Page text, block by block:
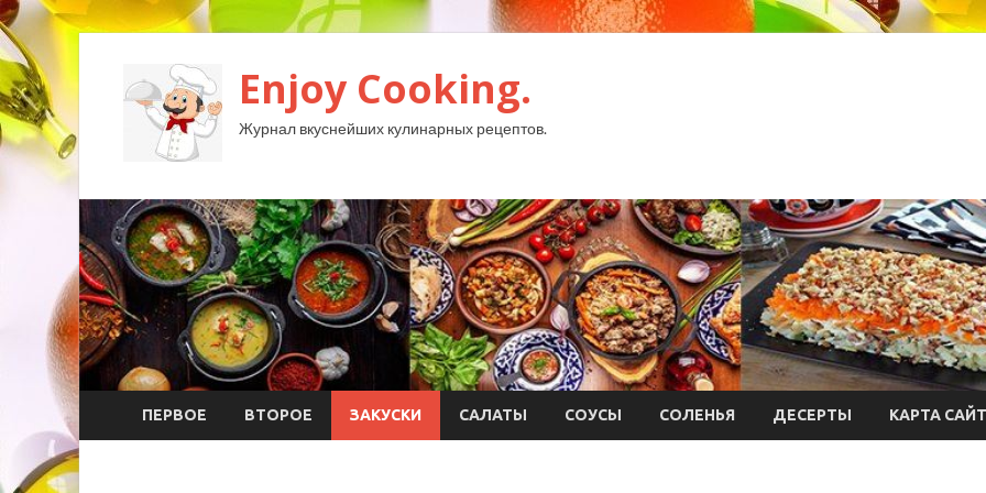
Enjoy Cooking.
Журнал вкуснейших кулинарных рецептов.
ПЕРВОЕ ВТОРОЕ ЗАКУСКИ САЛАТЫ СОУСЫ СОЛЕНЬЯ ДЕСЕРТЫ КАРТА